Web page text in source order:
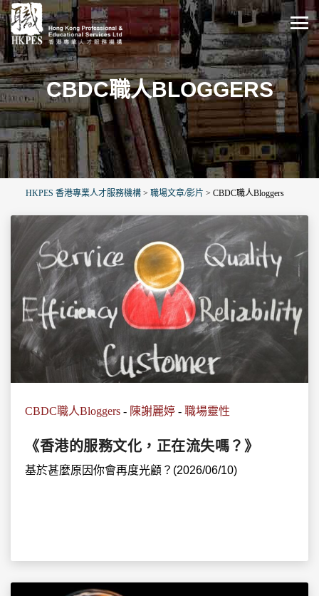
CBDC職人BLOGGERS
HKPES 香港專業人才服務機構 > 職場文章/影片 > CBDC職人Bloggers
CBDC職人Bloggers - 陳謝麗婷 - 職場靈性
《香港的服務文化，正在流失嗎？》
基於甚麼原因你會再度光顧？(2026/06/10)